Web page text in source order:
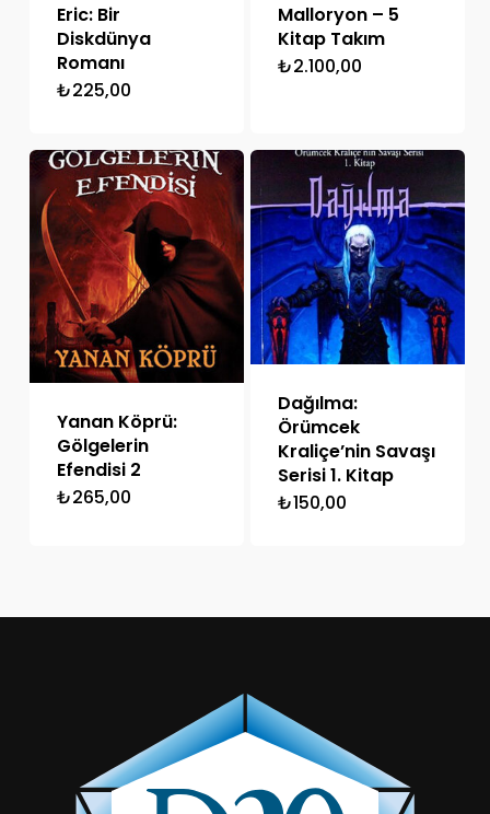
Eric: Bir
Diskdünya
Romanı
₺225,00
Malloryon – 5
Kitap Takım
₺2.100,00
Yanan Köprü:
Gölgelerin
Efendisi 2
₺265,00
Dağılma:
Örümcek
Kraliçe’nin Savaşı
Serisi 1. Kitap
₺150,00